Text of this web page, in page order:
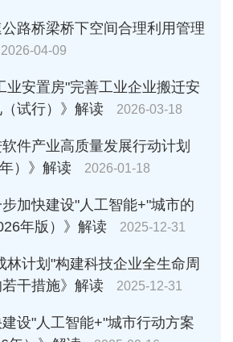
公路桥梁桥下空间合理利用管理
2026-04-09
业安置房"完善工业企业搬迁安
试行）》解读
2026-03-18
软件产业高质量发展行动计划
）》解读
2026-01-18
步加快建设"人工智能+"城市的
年版）》解读
2025-12-31
林计划"构建科技企业全生命周
干措施》解读
2025-12-31
建设"人工智能+"城市行动方案